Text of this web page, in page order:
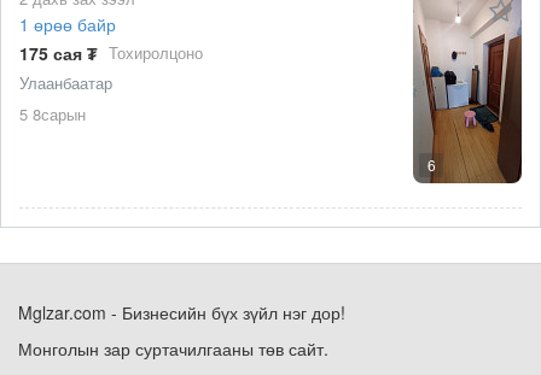
6
1 өрөө байр
175 сая ₮ Тохиролцоно
Улаанбаатар
5 8сарын
Mglzar.com - Бизнесийн бүх зүйл нэг дор!
Монголын зар суртачилгааны төв сайт.